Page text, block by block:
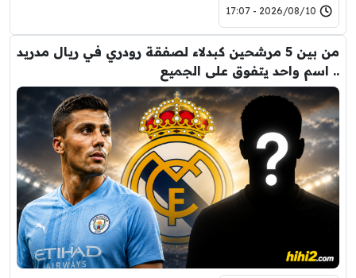
2026/08/10 - 17:07
من بين 5 مرشحين كبدلاء لصفقة رودري في ريال مدريد
.. اسم واحد يتفوق على الجميع